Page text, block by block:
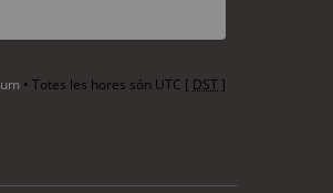
• Totes les hores són UTC [ DST]